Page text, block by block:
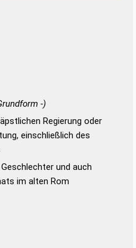
-)
Regierung oder
einschließlich des
und auch
im alten Rom